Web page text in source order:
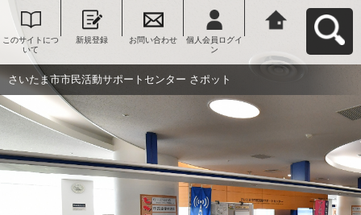
このサイトにつ
いて
新規登録 お問い合わせ
個人会員ログイ
ン
ンター さポット
へ戻る
さいたま市市民活動サポートセンター さポット